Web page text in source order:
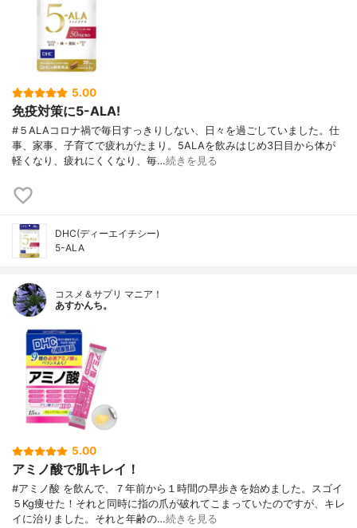
5.00
免疫対策に5-ALA!
#５ALAコロナ禍で毎日すっきりしない、日々を過ごしていました。仕
事、家事、子育てで疲れがたまり。5ALAを飲みはじめ3日目から体が
軽くなり、疲れにくくなり、毎…続きを見る
DHC(ディーエイチシー)
5-ALA
コスメ＆サプリ マニア！
あすかんち。
5.00
アミノ酸で肌キレイ！
#アミノ酸 を飲んで、７年前から１時間の早歩きを始めました。スゴイ
５Kg痩せた！それと同時に指の爪が破れてこまっていたのですが、キレ
イに治りました。それと年齢の…続きを見る